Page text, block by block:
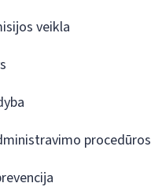
veikla
procedūros